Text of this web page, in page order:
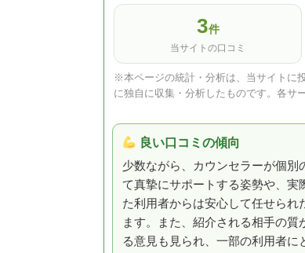
3件
当サイトの口コミ
※本ページの統計・分析は、当サイトに
に独自に収集・分析したものです。各サ
良い口コミの傾向
少数ながら、カウンセラーが個別
て真摯にサポートする姿勢や、実
た利用者からは安心して任せられ
ます。また、紹介される相手の質
る意見も見られ、一部の利用者に